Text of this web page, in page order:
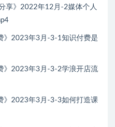
享》2022年12月-2媒体个人
》2023年3月-3-1知识付费是
》2023年3月-3-2学浪开店流
》2023年3月-3-3如何打造课